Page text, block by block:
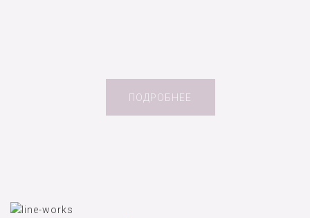
ПОДРОБНЕЕ